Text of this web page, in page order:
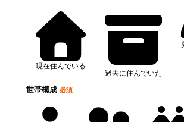
現在住んでいる
過去に住んでいた
世帯構成 必須